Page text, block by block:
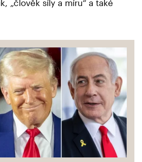
„člověk síly a míru“ a také